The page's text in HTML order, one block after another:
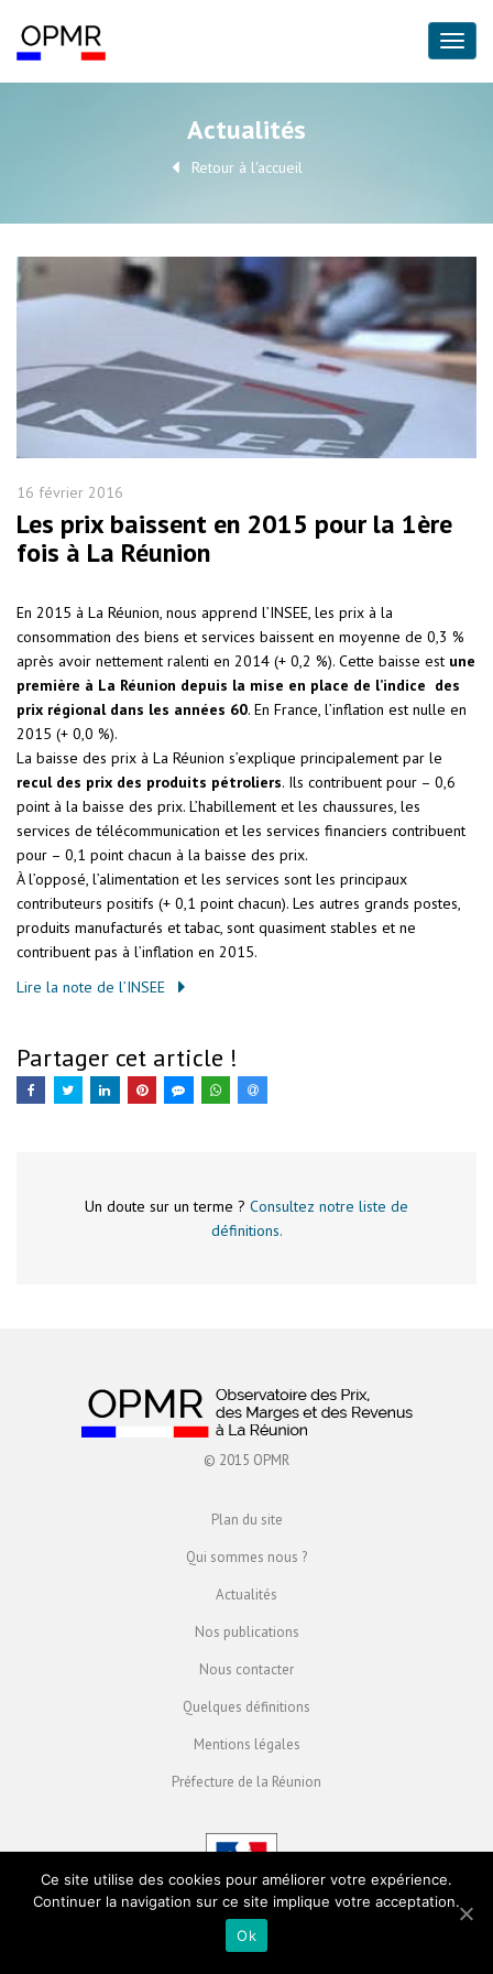
Actualités
Retour à l'accueil
16 février 2016
Les prix baissent en 2015 pour la 1ère
fois à La Réunion
En 2015 à La Réunion, nous apprend l’INSEE, les prix à la
consommation des biens et services baissent en moyenne de 0,3 %
après avoir nettement ralenti en 2014 (+ 0,2 %). Cette baisse est une
première à La Réunion depuis la mise en place de l’indice des
prix régional dans les années 60. En France, l’inflation est nulle en
2015 (+ 0,0 %).
La baisse des prix à La Réunion s’explique principalement par le
recul des prix des produits pétroliers. Ils contribuent pour – 0,6
point à la baisse des prix. L’habillement et les chaussures, les
services de télécommunication et les services financiers contribuent
pour – 0,1 point chacun à la baisse des prix.
À l’opposé, l’alimentation et les services sont les principaux
contributeurs positifs (+ 0,1 point chacun). Les autres grands postes,
produits manufacturés et tabac, sont quasiment stables et ne
contribuent pas à l’inflation en 2015.
Lire la note de l’INSEE
Partager cet article !
Un doute sur un terme ? Consultez notre liste de
définitions.
© 2015 OPMR
Plan du site
Qui sommes nous ?
Actualités
Nos publications
Nous contacter
Quelques définitions
Mentions légales
Préfecture de la Réunion
Ce site utilise des cookies pour améliorer votre expérience.
Continuer la navigation sur ce site implique votre acceptation.
Ok